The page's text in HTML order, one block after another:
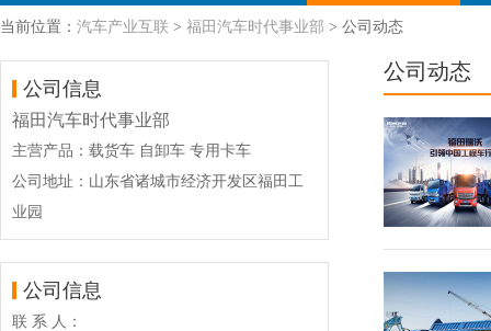
当前位置： 汽车产业互联 > 福田汽车时代事业部 > 公司动态
公司信息
福田汽车时代事业部
主营产品：载货车 自卸车 专用卡车
公司地址：山东省诸城市经济开发区福田工
业园
公司信息
联 系 人：
公司动态